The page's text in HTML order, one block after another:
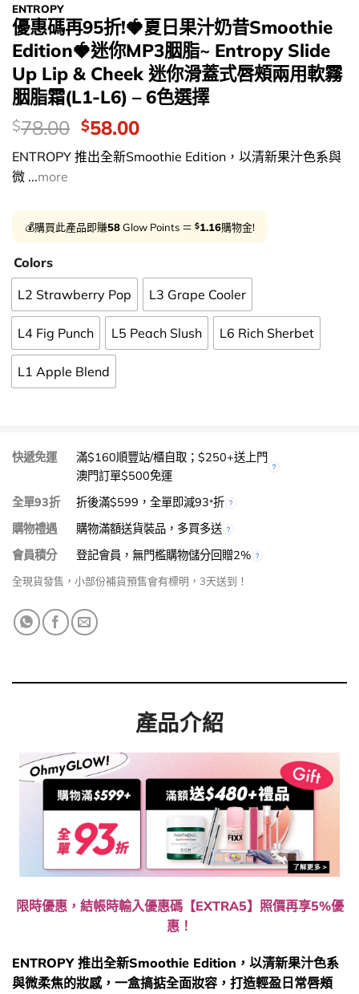
ENTROPY
優惠碼再95折!🍓夏日果汁奶昔Smoothie
Edition🍓迷你MP3胭脂~ Entropy Slide
Up Lip & Cheek 迷你滑蓋式唇頰兩用軟霧
胭脂霜(L1-L6) – 6色選擇
價
錢：
$78.00 Original
price
was:
$58.00Current
price
is:
ENTROPY 推出全新Smoothie Edition，以清新果汁色系與
微 ...more
💰購買此產品即賺58Glow Points ＝ $1.16購物金!
Colors
L2 Strawberry Pop L3 Grape Cooler
L4 Fig Punch L5 Peach Slush L6 Rich Sherbet
L1 Apple Blend
快遞免運
滿$160順豐站/櫃自取；$250+送上門
澳門訂單$500免運
全單93折
折後滿$599，全單即減93*折
購物禮遇
購物滿額送貨裝品，多買多送
會員積分
登記會員，無門檻購物儲分回贈2%
全現貨發售，小部份補貨預售會有標明，3天送到！
產品介紹
限時優惠，結帳時輸入優惠碼【EXTRA5】照價再享5%優
惠！
ENTROPY 推出全新Smoothie Edition，以清新果汁色系
與微柔焦的妝感，一盒搞掂全面妝容，打造輕盈日常唇頰